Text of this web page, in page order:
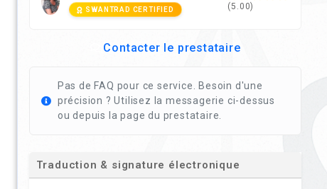
SWANTRAD CERTIFIED (5.00)
Contacter le prestataire
Pas de FAQ pour ce service. Besoin d'une
précision ? Utilisez la messagerie ci-dessus
ou depuis la page du prestataire.
Traduction & signature électronique